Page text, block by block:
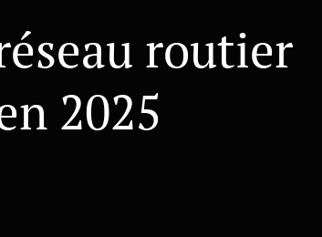
routier
2025